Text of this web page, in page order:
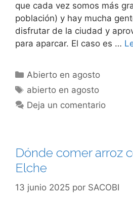
que cada vez somos más
población) y hay mucha
disfrutar de la ciudad y
para aparcar. El caso es …
Categorías
Abierto en agosto
Etiquetas
abierto en agosto
Deja un comentario
Dónde comer arroz
Elche
13 junio 2025 por SACOBI